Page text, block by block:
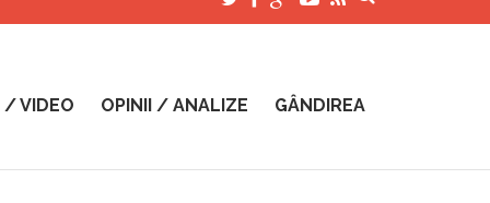
/ VIDEO OPINII / ANALIZE GÂNDIREA